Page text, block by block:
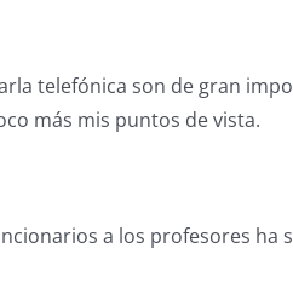
telefónica son de gran
más mis puntos de vista.
a los profesores ha